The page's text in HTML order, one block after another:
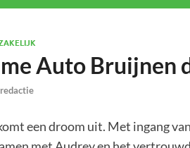
Auto Bruijnen
redactie
een droom uit. Met ingang